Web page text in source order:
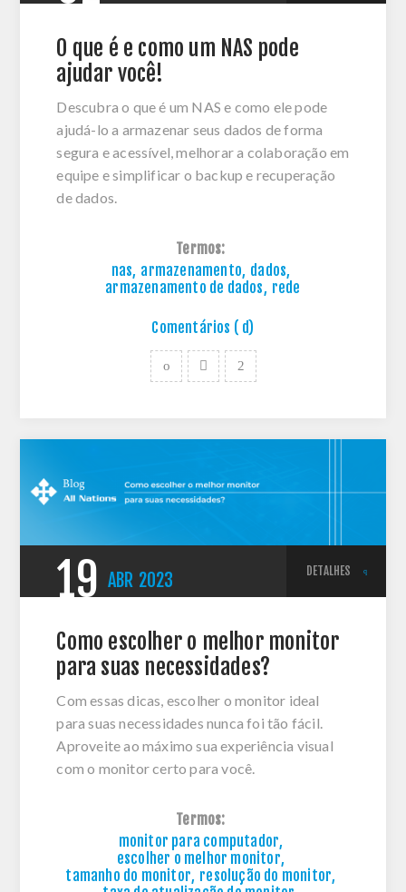
O que é e como um NAS pode
ajudar você!
Descubra o que é um NAS e como ele pode
ajudá-lo a armazenar seus dados de forma
segura e acessível, melhorar a colaboração em
equipe e simplificar o backup e recuperação
de dados.
Termos:
nas, armazenamento, dados,
armazenamento de dados, rede
Comentários ( d)
19 ABR 2023 DETALHES
Como escolher o melhor monitor
para suas necessidades?
Com essas dicas, escolher o monitor ideal
para suas necessidades nunca foi tão fácil.
Aproveite ao máximo sua experiência visual
com o monitor certo para você.
Termos:
monitor para computador,
escolher o melhor monitor,
tamanho do monitor, resolução do monitor,